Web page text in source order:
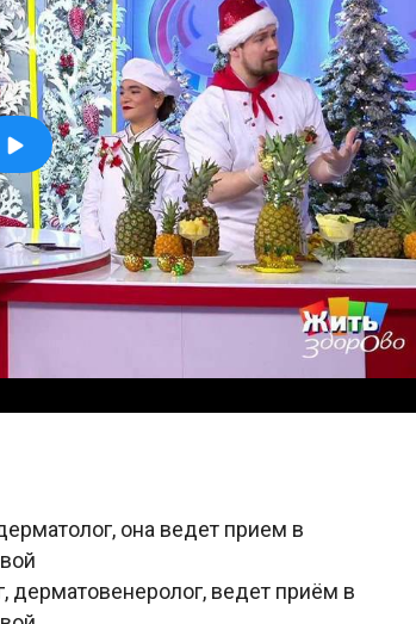
она ведет прием в
дерматовенеролог, ведет приём в